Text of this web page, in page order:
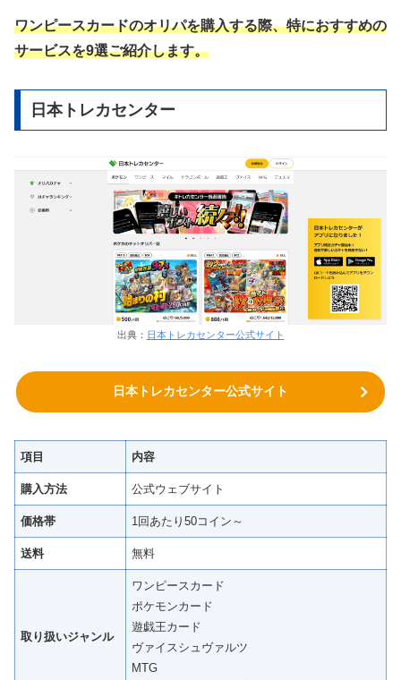
ワンピースカードのオリパを購入する際、特におすすめの
サービスを9選ご紹介します。
日本トレカセンター
出典： 日本トレカセンター公式サイト
日本トレカセンター公式サイト
項目 内容
購入方法 公式ウェブサイト
価格帯 1回あたり50コイン～
送料 無料
取り扱いジャンル
ワンピースカード
ポケモンカード
遊戯王カード
ヴァイスシュヴァルツ
MTG